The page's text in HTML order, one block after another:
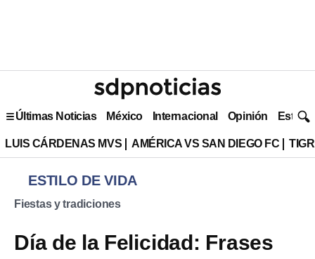
Últimas Noticias México Internacional Opinión Estilo
LUIS CÁRDENAS MVS AMÉRICA VS SAN DIEGO FC
ESTILO DE VIDA
Fiestas y tradiciones
Día de la Felicidad: Frases